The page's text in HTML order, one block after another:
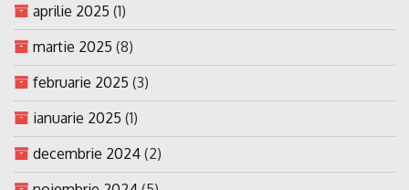
aprilie 2025 (1)
martie 2025 (8)
februarie 2025 (3)
ianuarie 2025 (1)
decembrie 2024 (2)